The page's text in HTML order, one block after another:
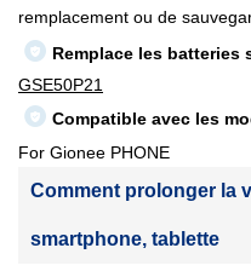
remplacement ou de
Remplace les batteries
GSE50P21
Compatible avec les
For Gionee PHONE
Comment prolonger la
smartphone, tablette